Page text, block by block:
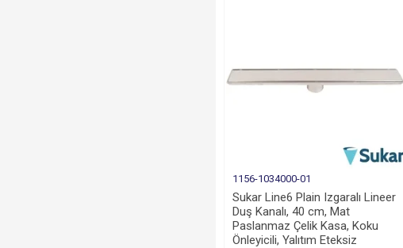
1156-1034000-01
Sukar Line6 Plain Izgaralı Lineer
Duş Kanalı, 40 cm, Mat
Paslanmaz Çelik Kasa, Koku
Önleyicili, Yalıtım Eteksiz